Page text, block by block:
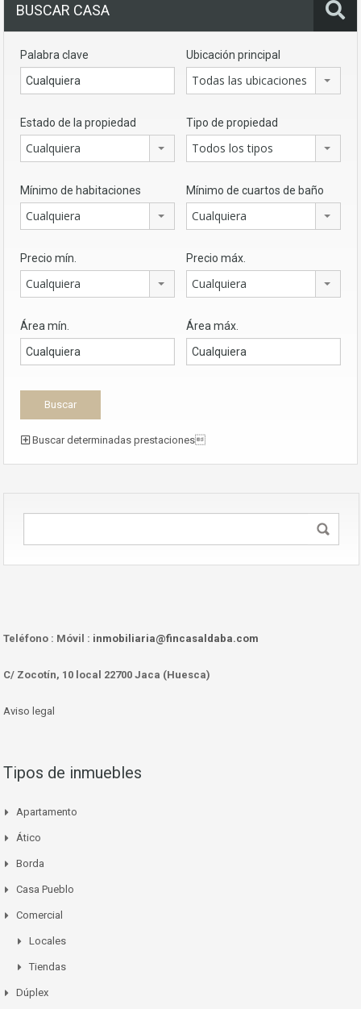
BUSCAR CASA
Palabra clave Ubicación principal
Todas las ubicaciones
Estado de la propiedad
Cualquiera
Tipo de propiedad
Todos los tipos
Mínimo de habitaciones
Cualquiera
Mínimo de cuartos de baño
Cualquiera
Precio mín.
Cualquiera
Precio máx.
Cualquiera
Área mín. Área máx.
Buscar determinadas prestaciones
Teléfono : Móvil : inmobiliaria@fincasaldaba.com
C/ Zocotín, 10 local 22700 Jaca (Huesca)
Aviso legal
Tipos de inmuebles
Apartamento
Ático
Borda
Casa Pueblo
Comercial
Locales
Tiendas
Dúplex